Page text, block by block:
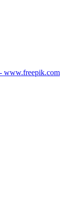
www.freepik.com